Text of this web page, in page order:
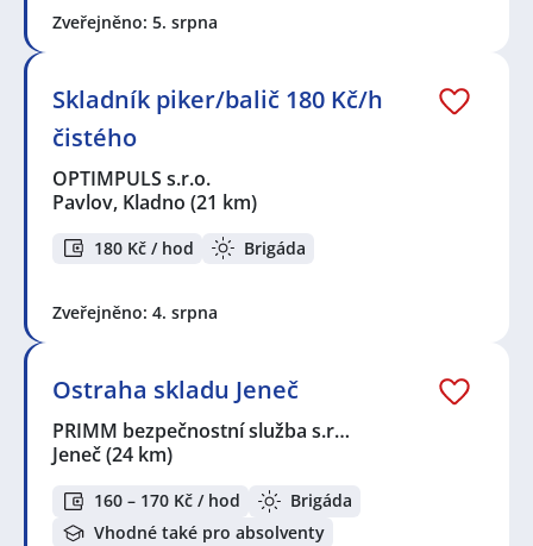
Zveřejněno: 5. srpna
Skladník piker/balič 180 Kč/h
čistého
OPTIMPULS s.r.o.
Pavlov, Kladno (21 km)
180 Kč / hod Brigáda
Zveřejněno: 4. srpna
Ostraha skladu Jeneč
PRIMM bezpečnostní služba s.r…
Jeneč(24 km)
160 – 170 Kč / hod
Brigáda
Vhodné také pro absolventy